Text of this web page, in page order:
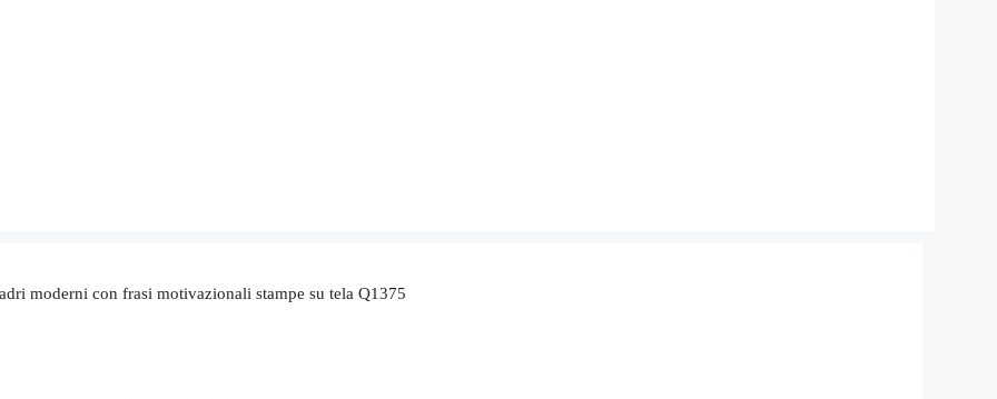
moderni con frasi motivazionali stampe su tela Q1375